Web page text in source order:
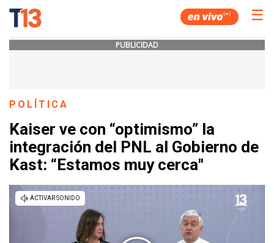
☰
PUBLICIDAD
POLÍTICA
Kaiser ve con “optimismo” la
integración del PNL al Gobierno de
Kast: “Estamos muy cerca"